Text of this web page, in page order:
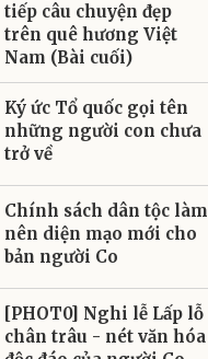
tiếp câu chuyện đẹp
trên quê hương Việt
Nam (Bài cuối)
Ký ức Tổ quốc gọi tên
những người con chưa
trở về
Chính sách dân tộc làm
nên diện mạo mới cho
bản người Co
[PHOT0] Nghi lễ Lấp lỗ
chân trâu - nét văn hóa